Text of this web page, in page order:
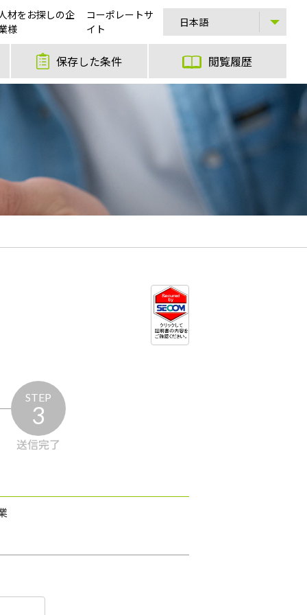
材をお探しの企
様
コーポレートサ
イト
保存した条件 閲覧履歴
STEP
3
送信完了